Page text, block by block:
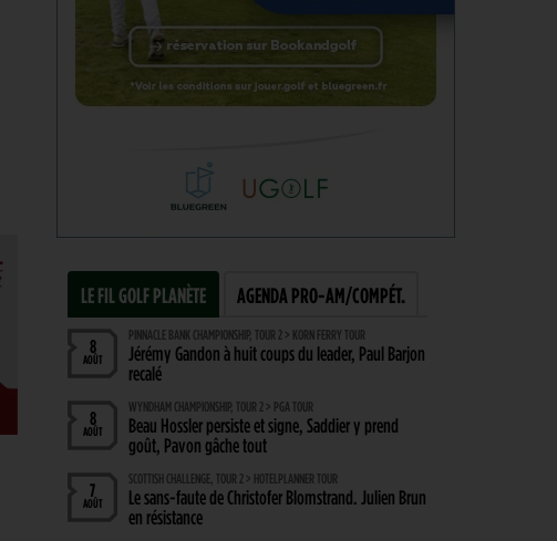
LE FIL GOLF PLANÈTE AGENDA PRO-AM/COMPÉT.
8
AOÛT
PINNACLE BANK CHAMPIONSHIP, TOUR 2 > KORN FERRY TOUR
Jérémy Gandon à huit coups du leader, Paul Barjon
recalé
8
AOÛT
WYNDHAM CHAMPIONSHIP, TOUR 2 > PGA TOUR
Beau Hossler persiste et signe, Saddier y prend
goût, Pavon gâche tout
7
AOÛT
SCOTTISH CHALLENGE, TOUR 2 > HOTELPLANNER TOUR
Le sans-faute de Christofer Blomstrand. Julien Brun
en résistance